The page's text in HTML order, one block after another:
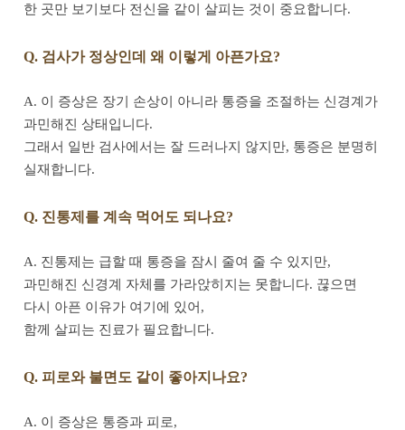
한 곳만 보기보다 전신을 같이 살피는 것이 중요합니다.
Q. 검사가 정상인데 왜 이렇게 아픈가요?
A. 이 증상은 장기 손상이 아니라 통증을 조절하는 신경계가
과민해진 상태입니다.
그래서 일반 검사에서는 잘 드러나지 않지만, 통증은 분명히
실재합니다.
Q. 진통제를 계속 먹어도 되나요?
A. 진통제는 급할 때 통증을 잠시 줄여 줄 수 있지만,
과민해진 신경계 자체를 가라앉히지는 못합니다. 끊으면
다시 아픈 이유가 여기에 있어,
함께 살피는 진료가 필요합니다.
Q. 피로와 불면도 같이 좋아지나요?
A. 이 증상은 통증과 피로,